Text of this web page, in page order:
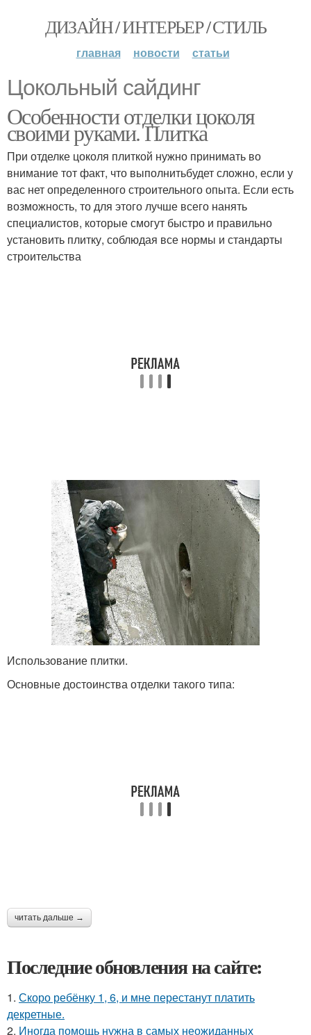
ДИЗАЙН / ИНТЕРЬЕР / СТИЛЬ
главная новости статьи
Цокольный сайдинг
Особенности отделки цоколя
своими руками. Плитка
При отделке цоколя плиткой нужно принимать во
внимание тот факт, что выполнитьбудет сложно, если у
вас нет определенного строительного опыта. Если есть
возможность, то для этого лучше всего нанять
специалистов, которые смогут быстро и правильно
установить плитку, соблюдая все нормы и стандарты
строительства
Использование плитки.
Основные достоинства отделки такого типа:
читать дальше →
Последние обновления на сайте:
1. Скоро ребёнку 1, 6, и мне перестанут платить
декретные.
2. Иногда помощь нужна в самых неожиданных